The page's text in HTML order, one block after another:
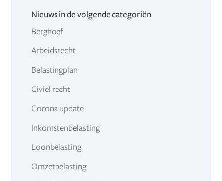
Nieuws in de volgende categoriën
Berghoef
Arbeidsrecht
Belastingplan
Civiel recht
Corona update
Inkomstenbelasting
Loonbelasting
Omzetbelasting